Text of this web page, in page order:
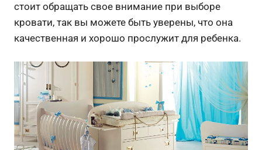
стоит обращать свое внимание при выборе
кровати, так вы можете быть уверены, что она
качественная и хорошо прослужит для ребенка.